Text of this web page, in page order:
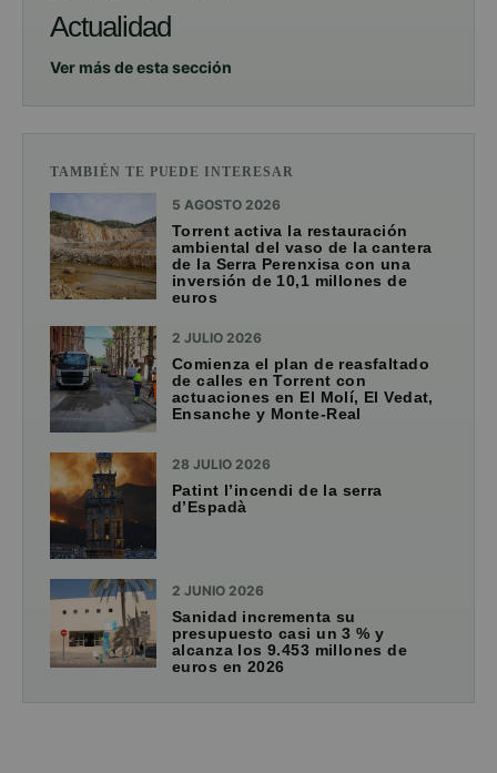
Actualidad
Ver más de esta sección
TAMBIÉN TE PUEDE INTERESAR
5 AGOSTO 2026
Torrent activa la restauración
ambiental del vaso de la cantera
de la Serra Perenxisa con una
inversión de 10,1 millones de
euros
2 JULIO 2026
Comienza el plan de reasfaltado
de calles en Torrent con
actuaciones en El Molí, El Vedat,
Ensanche y Monte-Real
28 JULIO 2026
Patint l’incendi de la serra
d’Espadà
2 JUNIO 2026
Sanidad incrementa su
presupuesto casi un 3 % y
alcanza los 9.453 millones de
euros en 2026